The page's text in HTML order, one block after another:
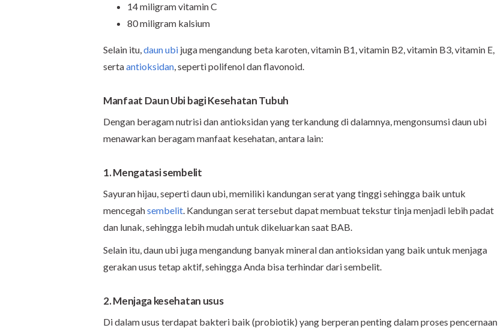
14 miligram vitamin C
80 miligram kalsium
Selain itu,daun ubi juga mengandung beta karoten, vitamin B1, vitamin B2, vitamin B3, vitamin E,
sertaantioksidan, seperti polifenol dan flavonoid.
Manfaat Daun Ubi bagi Kesehatan Tubuh
Dengan beragam nutrisi dan antioksidan yang terkandung di dalamnya, mengonsumsi daun ubi
menawarkan beragam manfaat kesehatan, antara lain:
1. Mengatasi sembelit
Sayuran hijau, seperti daun ubi, memiliki kandungan serat yang tinggi sehingga baik untuk
mencegahsembelit. Kandungan serat tersebut dapat membuat tekstur tinja menjadi lebih padat
dan lunak, sehingga lebih mudah untuk dikeluarkan saat BAB.
Selain itu, daun ubi juga mengandung banyak mineral dan antioksidan yang baik untuk menjaga
gerakan usus tetap aktif, sehingga Anda bisa terhindar dari sembelit.
2. Menjaga kesehatan usus
Di dalam usus terdapat bakteri baik (probiotik) yang berperan penting dalam proses pencernaan